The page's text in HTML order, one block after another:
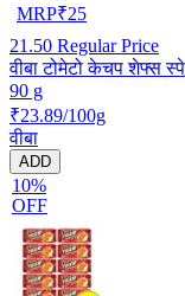
MRP₹25
21.50 Regular Price
वीबा टोमेटो केचप शेफ्स
90 g
₹23.89/100g
वीबा
ADD
10%
OFF